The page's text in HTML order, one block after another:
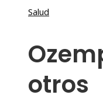
Salud
otros